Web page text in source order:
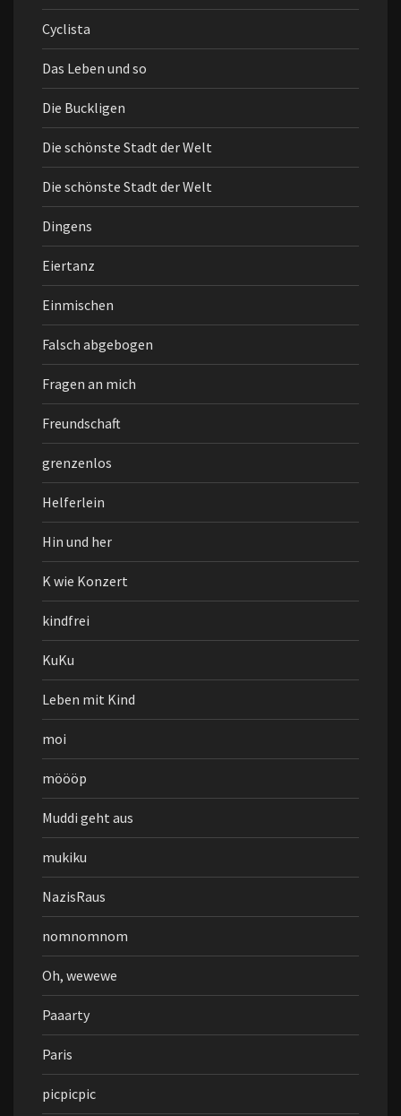
Cyclista
Das Leben und so
Die Buckligen
Die schönste Stadt der Welt
Die schönste Stadt der Welt
Dingens
Eiertanz
Einmischen
Falsch abgebogen
Fragen an mich
Freundschaft
grenzenlos
Helferlein
Hin und her
K wie Konzert
kindfrei
KuKu
Leben mit Kind
moi
möööp
Muddi geht aus
mukiku
NazisRaus
nomnomnom
Oh, wewewe
Paaarty
Paris
picpicpic